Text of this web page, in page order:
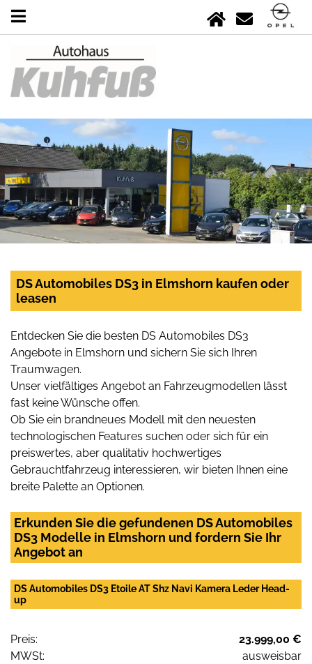
DS Automobiles DS3 in Elmshorn kaufen oder
leasen
Entdecken Sie die besten DS Automobiles DS3
Angebote in Elmshorn und sichern Sie sich Ihren
Traumwagen.
Unser vielfältiges Angebot an Fahrzeugmodellen lässt
fast keine Wünsche offen.
Ob Sie ein brandneues Modell mit den neuesten
technologischen Features suchen oder sich für ein
preiswertes, aber qualitativ hochwertiges
Gebrauchtfahrzeug interessieren, wir bieten Ihnen eine
breite Palette an Optionen.
Erkunden Sie die gefundenen DS Automobiles
DS3 Modelle in Elmshorn und fordern Sie Ihr
Angebot an
DS Automobiles DS3 Etoile AT Shz Navi Kamera Leder Head-
up
Preis:
23.999,00 €
MWSt:
ausweisbar